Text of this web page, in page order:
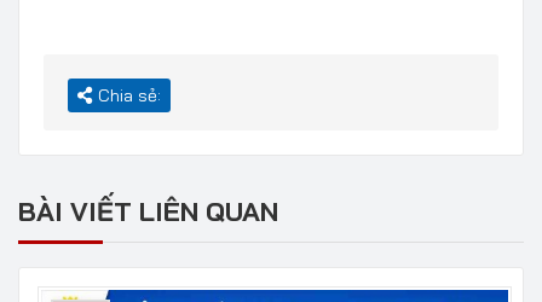
Chia sẻ:
BÀI VIẾT LIÊN QUAN